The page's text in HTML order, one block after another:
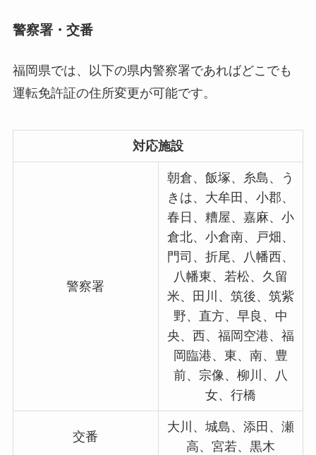
警察署・交番
福岡県では、以下の県内警察署であればどこでも
運転免許証の住所変更が可能です。
対応施設
警察署
朝倉、飯塚、糸島、う
きは、大牟田、小郡、
春日、糟屋、嘉麻、小
倉北、小倉南、戸畑、
門司、折尾、八幡西、
八幡東、若松、久留
米、田川、筑後、筑紫
野、直方、早良、中
央、西、福岡空港、福
岡臨港、東、南、豊
前、宗像、柳川、八
女、行橋
交番
大川、城島、添田、瀬
高、宮若、黒木